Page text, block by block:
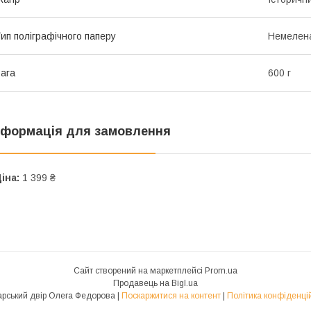
поліграфічного паперу
600 г
для замовлення
1 399 ₴
Сайт створений на маркетплейсі Prom.ua
Продавець на Bigl.ua
Поскаржитися на контент Політика